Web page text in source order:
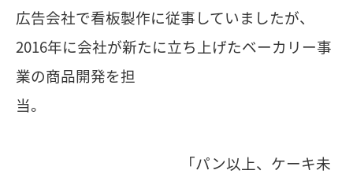
広告会社で看板製作に従事していましたが、
2016年に会社が新たに立ち上げたベーカリー事
業の商品開発を担
当。
「パン以上、ケーキ未